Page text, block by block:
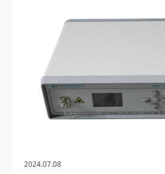
2024.07.08